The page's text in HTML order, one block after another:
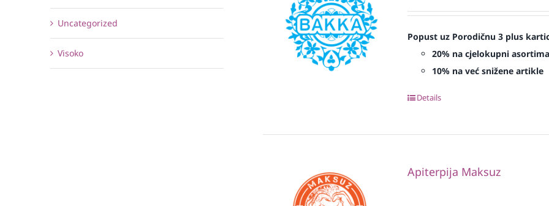
Popust uz Porodičnu 3 plus
20% na cjelokupni
10% na već snižene artikle
Details
Apiterpija Maksuz
Uncategorized
Visoko